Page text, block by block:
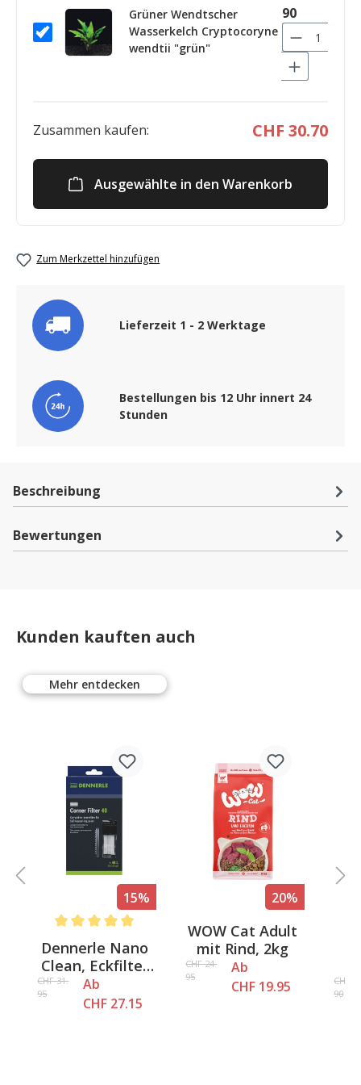
Grüner Wendtscher
Wasserkelch Cryptocoryne
wendtii "grün"
90
Zusammen kaufen: CHF 30.70
Ausgewählte in den Warenkorb
Zum Merkzettel hinzufügen
Lieferzeit 1 - 2 Werktage
Bestellungen bis 12 Uhr innert 24
Stunden
Beschreibung
Bewertungen
Kunden kauften auch
Mehr entdecken
15%
Average rating of 5 out of 5 stars
Dennerle Nano
Clean, Eckfilter
von 10 bis 90
Liter
CHF 31.
95
Ab
CHF 27.15
20%
WOW Cat Adult
mit Rind, 2kg
CHF 24.
95
Ab
CHF 19.95
CHF
90